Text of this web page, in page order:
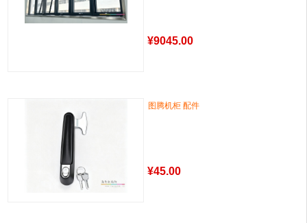
¥9045.00
图腾机柜 配件
¥45.00